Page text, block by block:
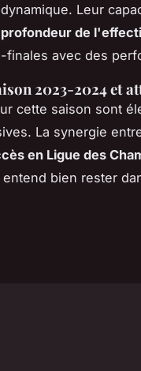
Leur
profondeur de
avec des
2023-2024 et
cette saison sont
La synergie
en Ligue des
bien rester